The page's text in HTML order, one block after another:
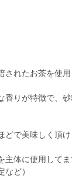
れたお茶を使用
りが特徴で、
で美味しく頂け
体に使用してま
ど）